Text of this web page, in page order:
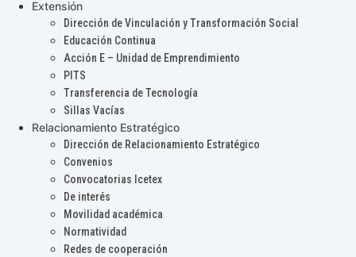
Extensión
Dirección de Vinculación y Transformación Social
Educación Continua
Acción E – Unidad de Emprendimiento
PITS
Transferencia de Tecnología
Sillas Vacías
Relacionamiento Estratégico
Dirección de Relacionamiento Estratégico
Convenios
Convocatorias Icetex
De interés
Movilidad académica
Normatividad
Redes de cooperación